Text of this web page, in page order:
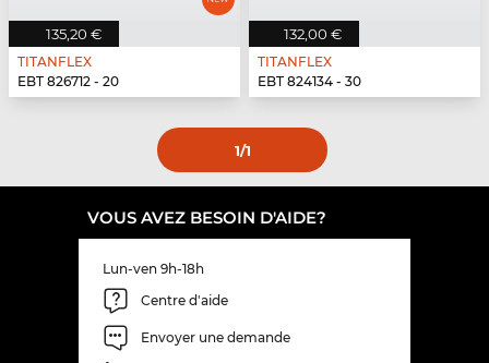
135,20 €
TITANFLEX
EBT 826712 - 20
132,00 €
TITANFLEX
EBT 824134 - 30
1/1
VOUS AVEZ BESOIN D'AIDE?
Lun-ven 9h-18h
Centre d'aide
Envoyer une demande